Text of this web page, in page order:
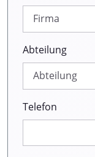
Abteilung
Telefon